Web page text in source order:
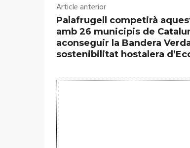
Article anterior
Palafrugell competirà
amb 26 municipis de
aconseguir la Bandera
sostenibilitat hostalera